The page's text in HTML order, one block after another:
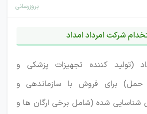
بروزرسانی
شرکت امرداد امداد
(تولید کننده تجهیزات پزشکی و
حمل) برای فروش با سازماندهی و
شناسایی شده (شامل برخی ارگان ها و